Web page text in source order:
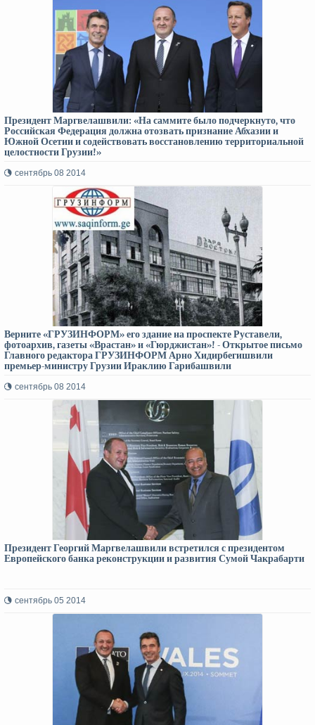
Президент Маргвелашвили: «На саммите было подчеркнуто, что
Российская Федерация должна отозвать признание Абхазии и
Южной Осетии и содействовать восстановлению территориальной
целостности Грузии!»
сентябрь 08 2014
Верните «ГРУЗИНФОРМ» его здание на проспекте Руставели,
фотоархив, газеты «Врастан» и «Гюрджистан»! - Открытое письмо
Главного редактора ГРУЗИНФОРМ Арно Хидирбегишвили
премьер-министру Грузии Ираклию Гарибашвили
сентябрь 08 2014
Президент Георгий Маргвелашвили встретился с президентом
Европейского банка реконструкции и развития Сумой Чакрабарти
сентябрь 05 2014